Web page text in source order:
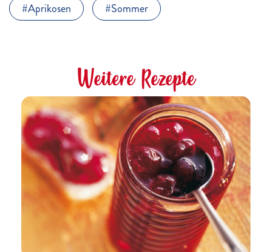
Aprikosen
Sommer
Weitere Rezepte